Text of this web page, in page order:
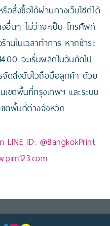
สั่งซื้อได้ผ่านทางเว็บไซต์ได้
นๆ ไม่ว่าจะเป็น โทรศัพท์
นในเวลาทำการ หากชำระ
จะเริ่มผลิตในวันถัดไป
จัดส่งฉับไวถือมือลูกค้า ด้วย
เขตพื้นที่กรุงเทพฯ และระบบ
ตพื้นที่ต่างจังหวัด
LINE ID: @BangkokPrint